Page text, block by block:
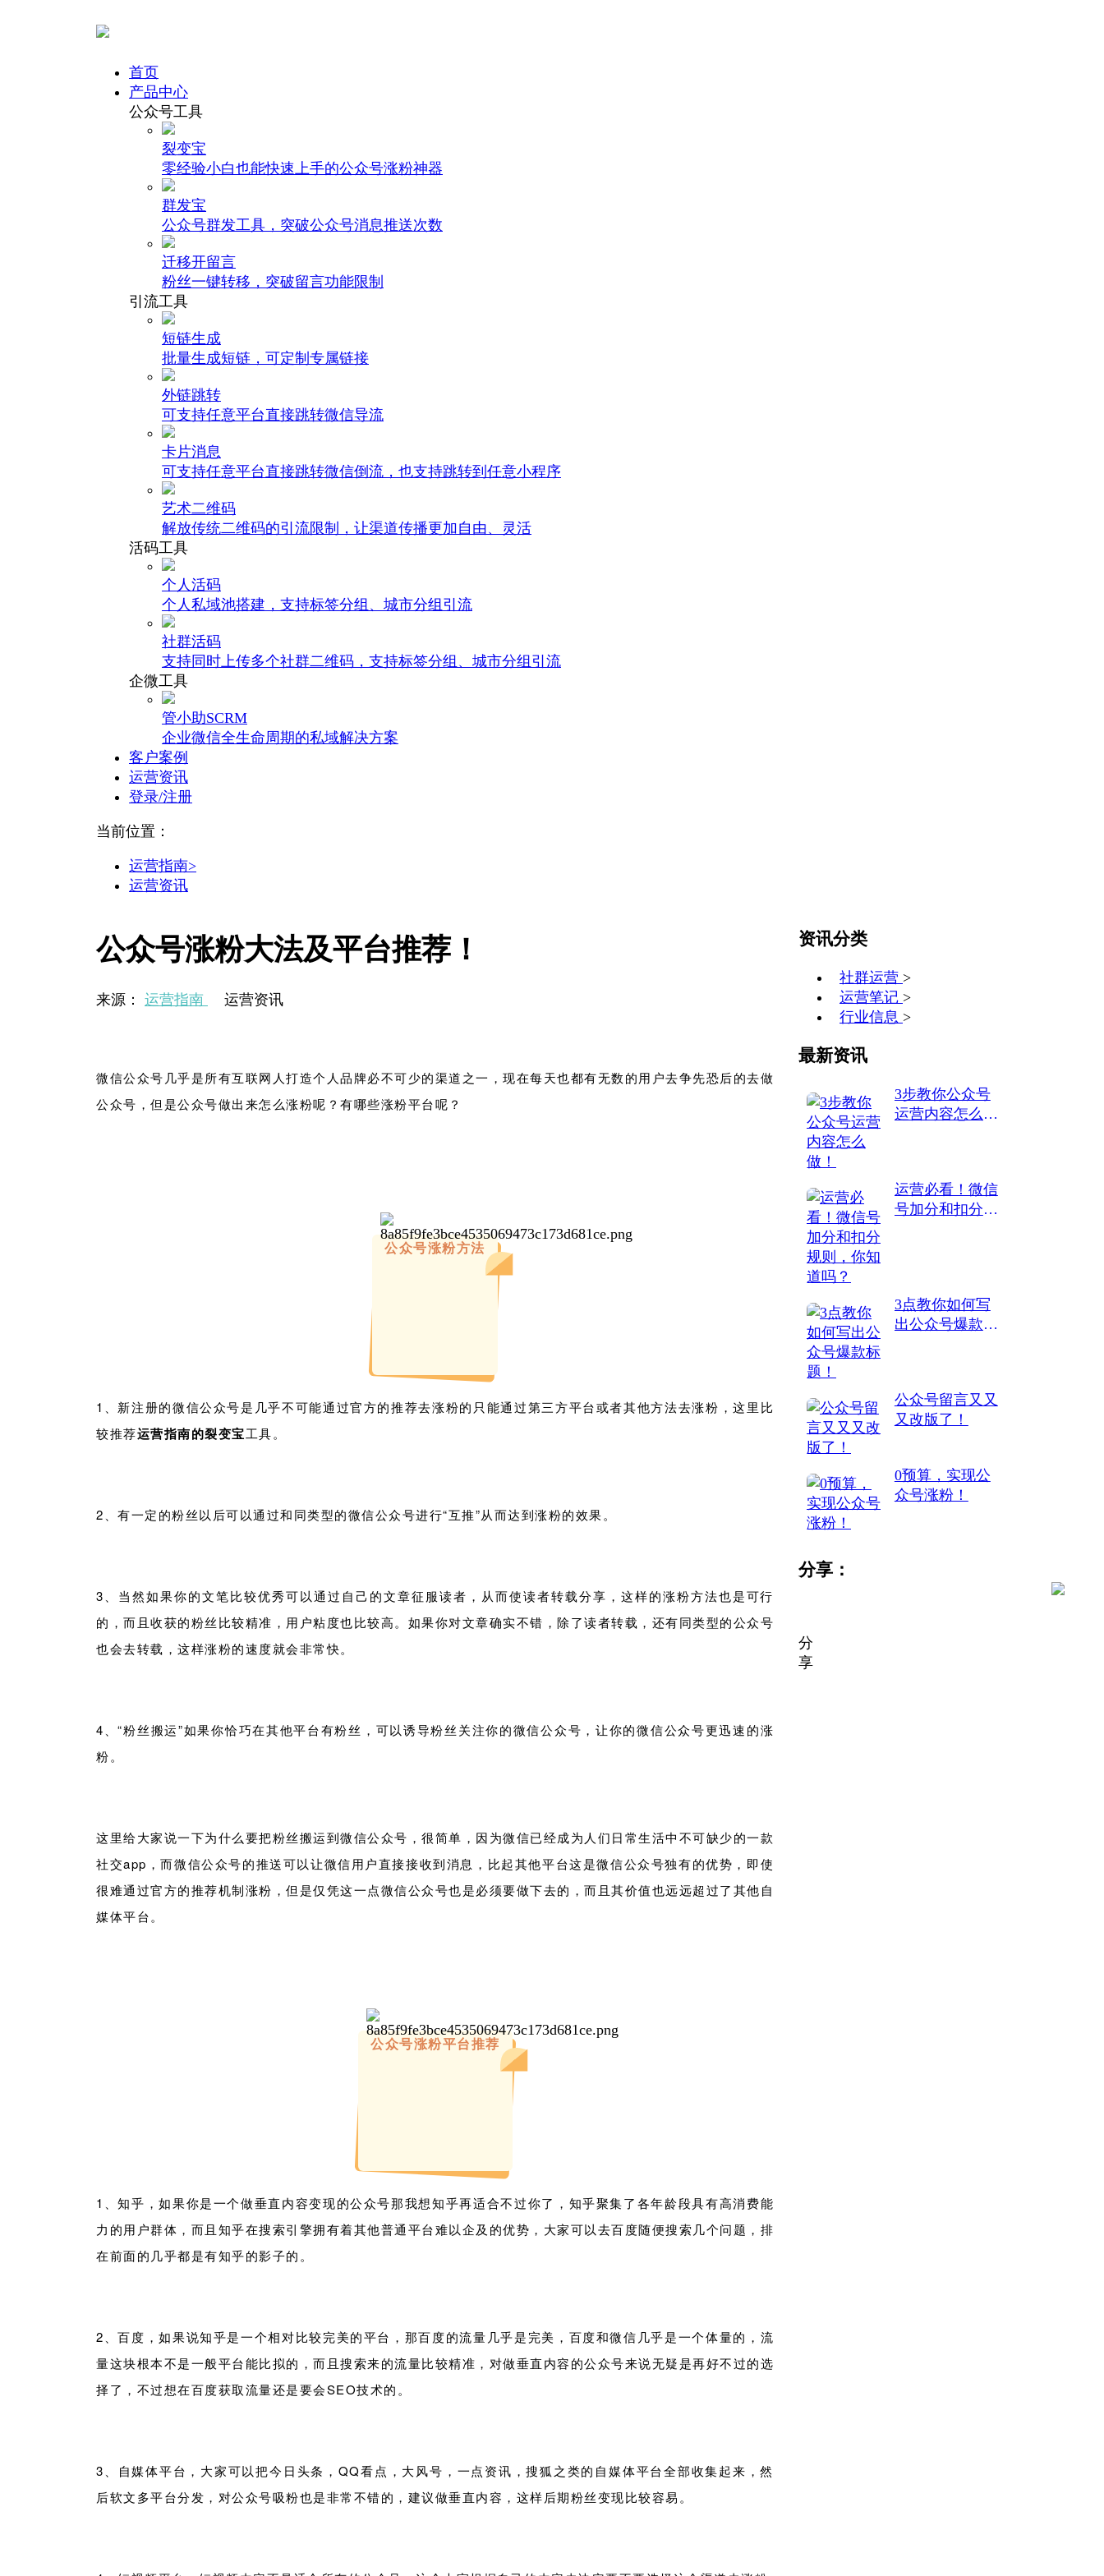
首页
产品中心
公众号工具
裂变宝
零经验小白也能快速上手的公众号涨粉神器
群发宝
公众号群发工具，突破公众号消息推送次数
迁移开留言
粉丝一键转移，突破留言功能限制
引流工具
短链生成
批量生成短链，可定制专属链接
外链跳转
可支持任意平台直接跳转微信导流
卡片消息
可支持任意平台直接跳转微信倒流，也支持跳转到任意小程序
艺术二维码
解放传统二维码的引流限制，让渠道传播更加自由、灵活
活码工具
个人活码
个人私域池搭建，支持标签分组、城市分组引流
社群活码
支持同时上传多个社群二维码，支持标签分组、城市分组引流
企微工具
管小助SCRM
企业微信全生命周期的私域解决方案
客户案例
运营资讯
登录/注册
当前位置：
运营指南>
运营资讯
公众号涨粉大法及平台推荐！
来源： 运营指南 运营资讯
微信公众号几乎是所有互联网人打造个人品牌必不可少的渠道之一，现在每天也都有无数的用户去争先恐后的去做
公众号，但是公众号做出来怎么涨粉呢？有哪些涨粉平台呢？
公众号涨粉方法
1、新注册的微信公众号是几乎不可能通过官方的推荐去涨粉的只能通过第三方平台或者其他方法去涨粉，这里比
较推荐运营指南的裂变宝工具。
2、有一定的粉丝以后可以通过和同类型的微信公众号进行“互推”从而达到涨粉的效果。
3、当然如果你的文笔比较优秀可以通过自己的文章征服读者，从而使读者转载分享，这样的涨粉方法也是可行
的，而且收获的粉丝比较精准，用户粘度也比较高。如果你对文章确实不错，除了读者转载，还有同类型的公众号
也会去转载，这样涨粉的速度就会非常快。
4、“粉丝搬运”如果你恰巧在其他平台有粉丝，可以诱导粉丝关注你的微信公众号，让你的微信公众号更迅速的涨
粉。
这里给大家说一下为什么要把粉丝搬运到微信公众号，很简单，因为微信已经成为人们日常生活中不可缺少的一款
社交app，而微信公众号的推送可以让微信用户直接接收到消息，比起其他平台这是微信公众号独有的优势，即使
很难通过官方的推荐机制涨粉，但是仅凭这一点微信公众号也是必须要做下去的，而且其价值也远远超过了其他自
媒体平台。
公众号涨粉平台推荐
1、知乎，如果你是一个做垂直内容变现的公众号那我想知乎再适合不过你了，知乎聚集了各年龄段具有高消费能
力的用户群体，而且知乎在搜索引擎拥有着其他普通平台难以企及的优势，大家可以去百度随便搜索几个问题，排
在前面的几乎都是有知乎的影子的。
2、百度，如果说知乎是一个相对比较完美的平台，那百度的流量几乎是完美，百度和微信几乎是一个体量的，流
量这块根本不是一般平台能比拟的，而且搜索来的流量比较精准，对做垂直内容的公众号来说无疑是再好不过的选
择了，不过想在百度获取流量还是要会SEO技术的。
3、自媒体平台，大家可以把今日头条，QQ看点，大风号，一点资讯，搜狐之类的自媒体平台全部收集起来，然
后软文多平台分发，对公众号吸粉也是非常不错的，建议做垂直内容，这样后期粉丝变现比较容易。
资讯分类
社群运营 >
运营笔记 >
行业信息 >
最新资讯
3步教你公众号
运营内容怎么
运营必看！微信
号加分和扣分规
3点教你如何写
出公众号爆款标
公众号留言又又
又改版了！
0预算，实现公
众号涨粉！
分享：
分
享